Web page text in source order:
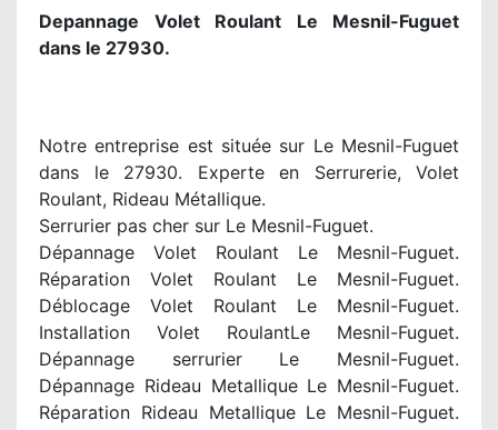
Depannage Volet Roulant Le Mesnil-Fuguet
dans le 27930.
Notre entreprise est située sur Le Mesnil-Fuguet
dans le 27930. Experte en Serrurerie, Volet
Roulant, Rideau Métallique.
Serrurier pas cher sur Le Mesnil-Fuguet.
Dépannage Volet Roulant Le Mesnil-Fuguet.
Réparation Volet Roulant Le Mesnil-Fuguet.
Déblocage Volet Roulant Le Mesnil-Fuguet.
Installation Volet RoulantLe Mesnil-Fuguet.
Dépannage serrurier Le Mesnil-Fuguet.
Dépannage Rideau Metallique Le Mesnil-Fuguet.
Réparation Rideau Metallique Le Mesnil-Fuguet.